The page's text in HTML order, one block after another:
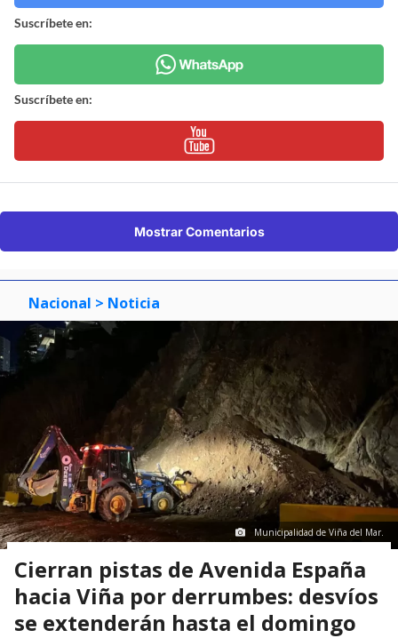
Suscríbete en:
Suscríbete en:
Mostrar Comentarios
Nacional > Noticia
Municipalidad de Viña del Mar.
Cierran pistas de Avenida España
hacia Viña por derrumbes: desvíos
se extenderán hasta el domingo